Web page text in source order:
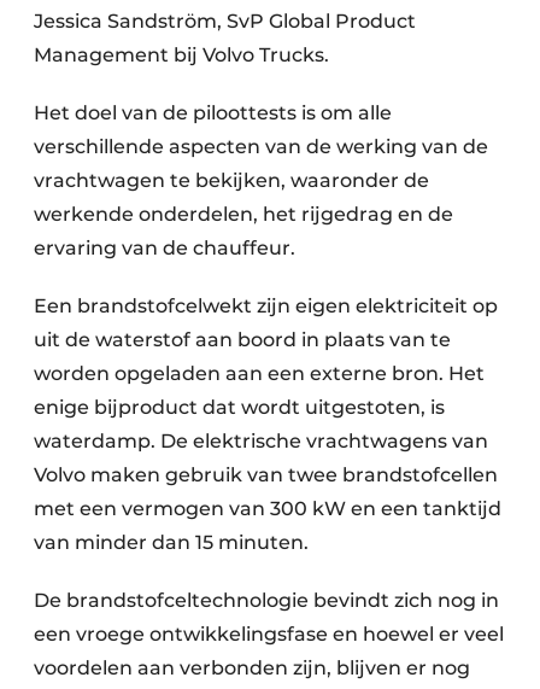
Jessica Sandström, SvP Global Product
Management bij Volvo Trucks.
Het doel van de piloottests is om alle
verschillende aspecten van de werking van de
vrachtwagen te bekijken, waaronder de
werkende onderdelen, het rijgedrag en de
ervaring van de chauffeur.
Een brandstofcelwekt zijn eigen elektriciteit op
uit de waterstof aan boord in plaats van te
worden opgeladen aan een externe bron. Het
enige bijproduct dat wordt uitgestoten, is
waterdamp. De elektrische vrachtwagens van
Volvo maken gebruik van twee brandstofcellen
met een vermogen van 300 kW en een tanktijd
van minder dan 15 minuten.
De brandstofceltechnologie bevindt zich nog in
een vroege ontwikkelingsfase en hoewel er veel
voordelen aan verbonden zijn, blijven er nog